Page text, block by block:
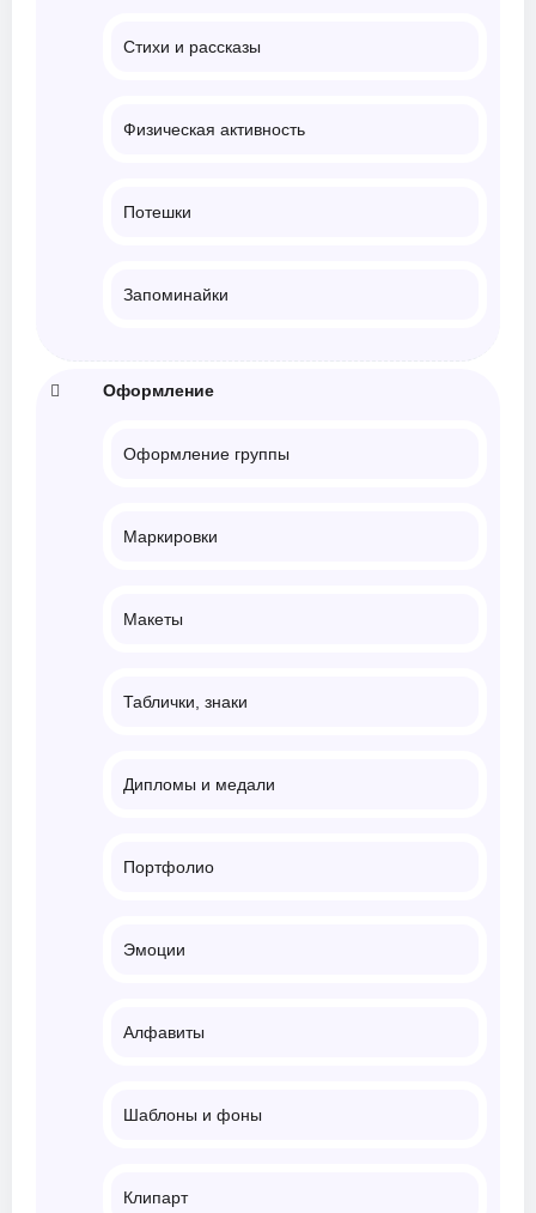
Стихи и рассказы
Физическая активность
Потешки
Запоминайки
Оформление
Оформление группы
Маркировки
Макеты
Таблички, знаки
Дипломы и медали
Портфолио
Эмоции
Алфавиты
Шаблоны и фоны
Клипарт